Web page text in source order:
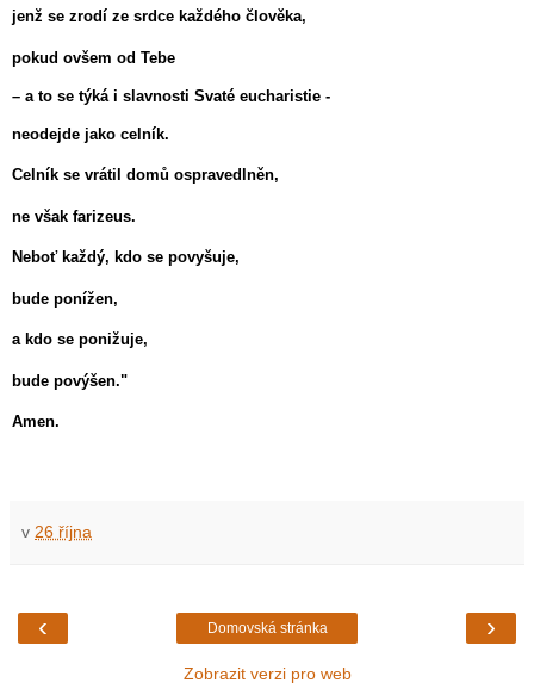
jenž se zrodí ze srdce každého člověka,
pokud ovšem od Tebe
– a to se týká i slavnosti Svaté eucharistie -
neodejde jako celník.
Celník se vrátil domů ospravedlněn,
ne však farizeus.
Neboť každý, kdo se povyšuje,
bude ponížen,
a kdo se ponižuje,
bude povýšen."
Amen.
v 26 října
‹ ›
Domovská stránka
Zobrazit verzi pro web